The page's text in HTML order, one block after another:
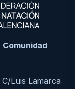
Comunidad
Luis Lamarca